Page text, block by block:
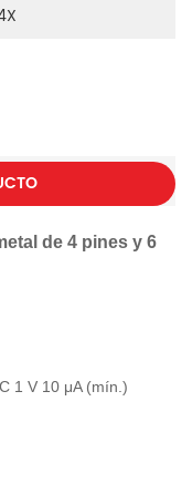
de 4 pines y 6
1 V 10 μA (mín.)